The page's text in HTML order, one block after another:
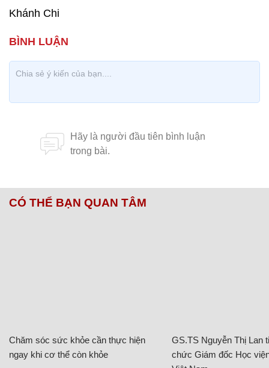
Khánh Chi
CÓ THỂ BẠN QUAN TÂM
Chăm sóc sức khỏe cần thực hiện
ngay khi cơ thể còn khỏe
GS.TS Nguyễn Thị Lan
chức Giám đốc Học